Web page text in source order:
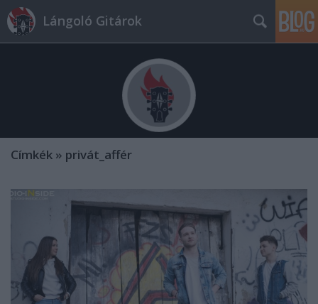
Lángoló Gitárok
Címkék » privát_affér